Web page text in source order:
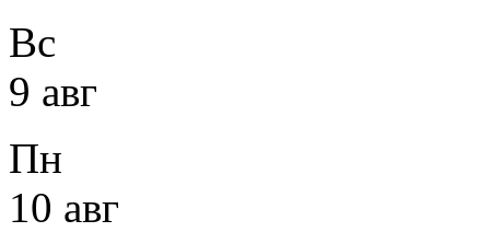
Вс
9 авг
Пн
10 авг